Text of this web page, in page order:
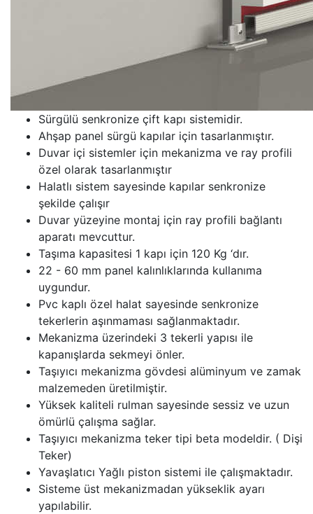
Sürgülü senkronize çift kapı sistemidir.
Ahşap panel sürgü kapılar için tasarlanmıştır.
Duvar içi sistemler için mekanizma ve ray profili
özel olarak tasarlanmıştır
Halatlı sistem sayesinde kapılar senkronize
şekilde çalışır
Duvar yüzeyine montaj için ray profili bağlantı
aparatı mevcuttur.
Taşıma kapasitesi 1 kapı için 120 Kg ‘dır.
22 - 60 mm panel kalınlıklarında kullanıma
uygundur.
Pvc kaplı özel halat sayesinde senkronize
tekerlerin aşınmaması sağlanmaktadır.
Mekanizma üzerindeki 3 tekerli yapısı ile
kapanışlarda sekmeyi önler.
Taşıyıcı mekanizma gövdesi alüminyum ve zamak
malzemeden üretilmiştir.
Yüksek kaliteli rulman sayesinde sessiz ve uzun
ömürlü çalışma sağlar.
Taşıyıcı mekanizma teker tipi beta modeldir. ( Dişi
Teker)
Yavaşlatıcı Yağlı piston sistemi ile çalışmaktadır.
Sisteme üst mekanizmadan yükseklik ayarı
yapılabilir.